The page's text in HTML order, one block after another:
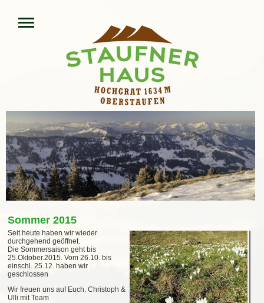
Sommer 2015
Seit heute haben wir wieder
durchgehend geöffnet.
Die Sommersaison geht bis
25.Oktober.2015. Vom 26.10. bis
einschl. 25.12. haben wir
geschlossen
Wir freuen uns auf Euch. Christoph &
Ulli mit Team